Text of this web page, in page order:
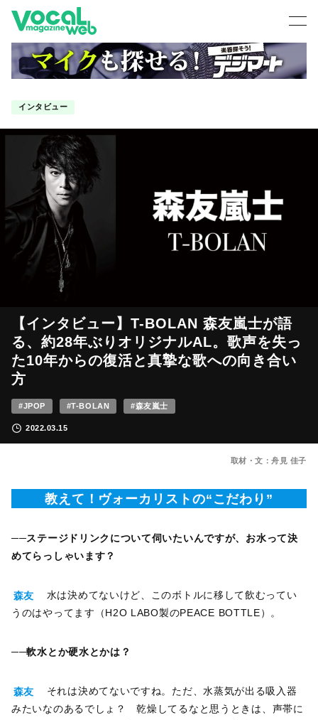
インタビュー
【インタビュー】T-BOLAN 森友嵐士が語
る、約28年ぶりオリジナルAL。歌声を失っ
た10年からの復活と真摯な歌への向き合い
方
#JPOP #T-BOLAN #森友嵐士
2022.03.15
取材・文：舟見 佳子
教えて！ヴォーカリストの“こだわり”
──ステージドリンクについて伺いたいんですが、お水って決
めてらっしゃいます？
森友
水は決めてないけど、このボトルに移して飲むってい
うのはやってます（H2O LABO製のPEACE BOTTLE）。
──軟水とか硬水とかは？
森友
それは決めてないですね。ただ、水蒸気が出る吸入器
みたいなのあるでしょ？ 乾燥してるなと思うときは、声帯に